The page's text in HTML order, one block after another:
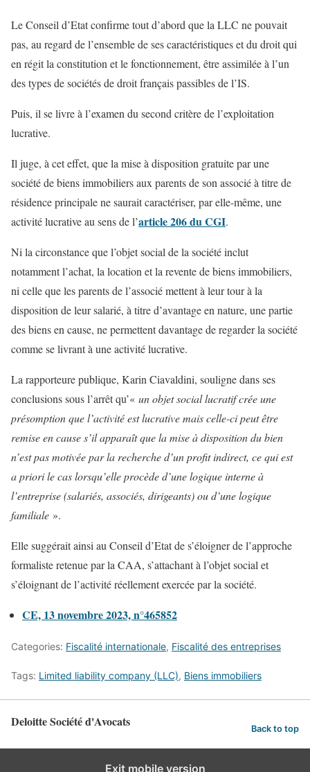
Le Conseil d’Etat confirme tout d’abord que la LLC ne pouvait
pas, au regard de l’ensemble de ses caractéristiques et du droit qui
en régit la constitution et le fonctionnement, être assimilée à l’un
des types de sociétés de droit français passibles de l’IS.
Puis, il se livre à l’examen du second critère de l’exploitation
lucrative.
Il juge, à cet effet, que la mise à disposition gratuite par une
société de biens immobiliers aux parents de son associé à titre de
résidence principale ne saurait caractériser, par elle-même, une
activité lucrative au sens de l’article 206 du CGI.
Ni la circonstance que l’objet social de la société inclut
notamment l’achat, la location et la revente de biens immobiliers,
ni celle que les parents de l’associé mettent à leur tour à la
disposition de leur salarié, à titre d’avantage en nature, une partie
des biens en cause, ne permettent davantage de regarder la société
comme se livrant à une activité lucrative.
La rapporteure publique, Karin Ciavaldini, souligne dans ses
conclusions sous l’arrêt qu’« un objet social lucratif crée une
présomption que l’activité est lucrative mais celle-ci peut être
remise en cause s’il apparaît que la mise à disposition du bien
n’est pas motivée par la recherche d’un profit indirect, ce qui est
a priori le cas lorsqu’elle procède d’une logique interne à
l’entreprise (salariés, associés, dirigeants) ou d’une logique
familiale ».
Elle suggérait ainsi au Conseil d’Etat de s’éloigner de l’approche
formaliste retenue par la CAA, s’attachant à l’objet social et
s’éloignant de l’activité réellement exercée par la société.
CE, 13 novembre 2023, n°465852
Categories: Fiscalité internationale, Fiscalité des entreprises
Tags: Limited liability company (LLC), Biens immobiliers
Deloitte Société d'Avocats Back to top
Exit mobile version